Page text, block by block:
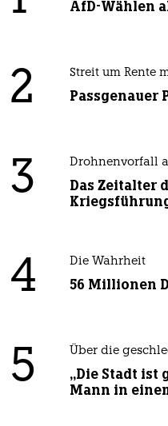
AfD-Wählen
2 Streit um Rente
Passgenauer
3 Drohnenvorfall
Das Zeitalter
4 Die Wahrheit
56 Millionen
5 Über die
„Die Stadt ist
Mann in